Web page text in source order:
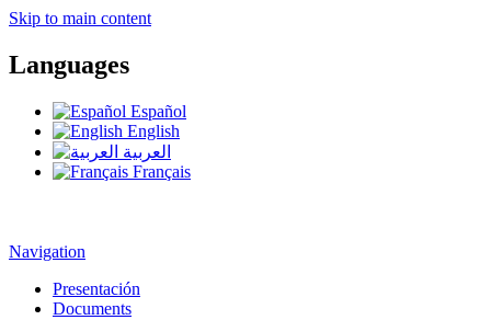
Skip to main content
Languages
Español
English
العربية
Français
Navigation
Presentación
Documents